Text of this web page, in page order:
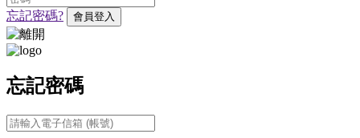
忘記密碼? 會員登入
忘記密碼